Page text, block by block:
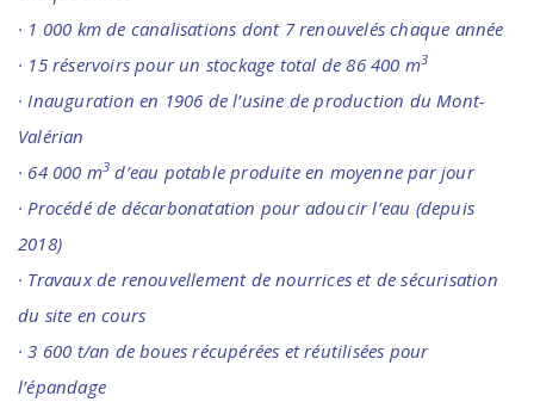
· 1 000 km de canalisations dont 7 renouvelés chaque année
· 15 réservoirs pour un stockage total de 86 400 m3
· Inauguration en 1906 de l’usine de production du Mont-
Valérian
· 64 000 m3 d’eau potable produite en moyenne par jour
· Procédé de décarbonatation pour adoucir l’eau (depuis
2018)
· Travaux de renouvellement de nourrices et de sécurisation
du site en cours
· 3 600 t/an de boues récupérées et réutilisées pour
l’épandage